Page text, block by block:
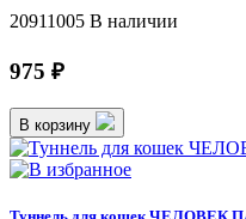
20911005 В наличии
975 ₽
В корзину